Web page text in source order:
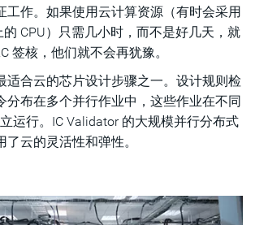
工作。如果使用云计算资源（有时会采用
CPU）只需几小时，而不是好几天，就
签核，他们就不会再犹豫。
适合云的芯片设计步骤之一。设计规则检
分布在多个并行作业中，这些作业在不同
运行。IC Validator 的大规模并行分布式
云的灵活性和弹性。